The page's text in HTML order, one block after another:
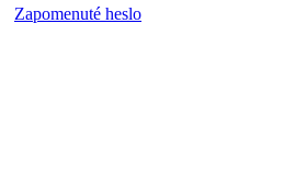
Zapomenuté heslo